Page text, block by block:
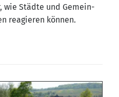
wie Städ­te und Gemein­
reagie­ren können.